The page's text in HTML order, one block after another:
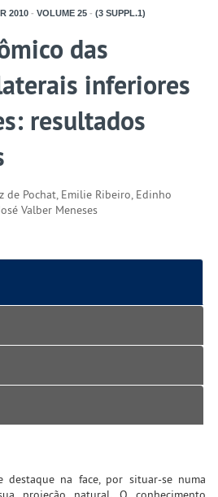
2010 - VOLUME 25 - (3 SUPPL.1)
das
inferiores
resultados
de Pochat, Emilie Ribeiro, Edinho
Valber Meneses
destaque na face, por situar-se numa